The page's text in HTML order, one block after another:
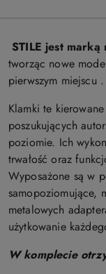
STILE jest
tworząc nowe
pierwszym miejscu .
Klamki te
poszukujących
poziomie. Ich
trwałość oraz
Wyposażone są w
samopoziomujące,
metalowych
użytkowanie
W komplecie